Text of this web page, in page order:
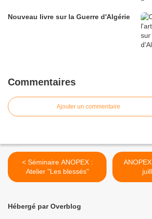
Nouveau livre sur la Guerre d'Algérie
Commentaires
Ajouter un commentaire
< Séminaire ANOPEX :
Atelier "Les blessés"
ANOPEX : Newsletter de
Hébergé par Overblog